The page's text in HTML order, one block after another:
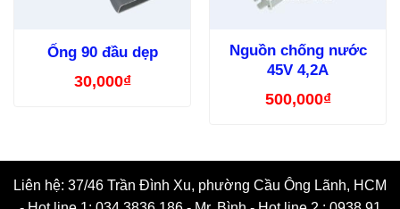
Ống 90 đầu dẹp
30,000₫
Nguồn chống nước
45V 4,2A
500,000₫
Liên hệ: 37/46 Trần Đình Xu, phường Cầu Ông Lãnh, HCM